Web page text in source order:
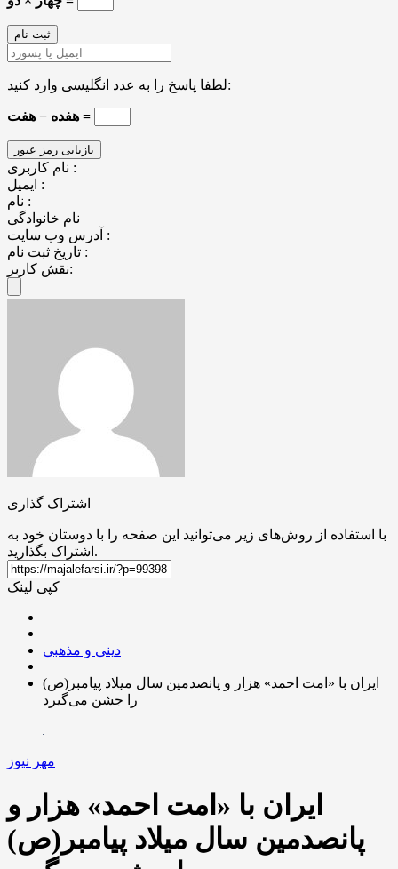
لطفا پاسخ را به عدد انگلیسی وارد کنید:
هفده − هفت =
نام کاربری :
ایمیل :
نام :
نام خانوادگی
آدرس وب سایت :
تاریخ ثبت نام :
نقش کاربر:
اشتراک گذاری
با استفاده از روش‌های زیر می‌توانید این صفحه را با دوستان خود به
اشتراک بگذارید.
کپی لینک
دینی و مذهبی
ایران با «امت احمد» هزار و پانصدمین سال میلاد پیامبر(ص)
را جشن می‌گیرد
مهر نیوز
ایران با «امت احمد» هزار و
پانصدمین سال میلاد پیامبر(ص)